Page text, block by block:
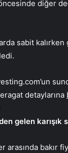
diğer
sabit kalırken
detaylarına
gelen
arasında bakır